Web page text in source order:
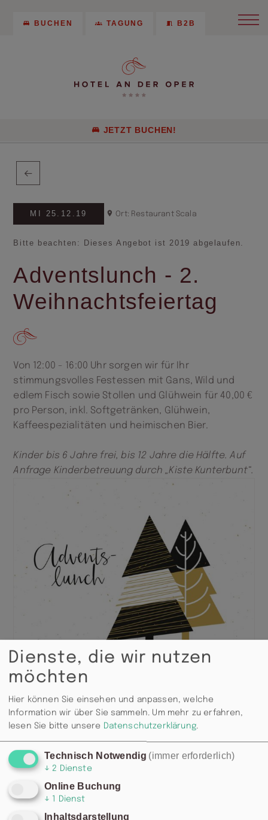
BUCHEN TAGUNG B2B
JETZT BUCHEN!
MI 25.12.19 Ort: Restaurant Scala
Bitte beachten: Dieses Angebot ist 2019 abgelaufen.
Adventslunch - 2.
Weihnachtsfeiertag
Von 12:00 - 16:00 Uhr sorgen wir für Ihr
stimmungsvolles Festessen mit Gans, Wild und
edlem Fisch sowie Stollen und Glühwein für 40,00 €
pro Person, inkl. Softgetränken, Glühwein,
Kaffeespezialitäten und heimischen Bier.
Kinder bis 6 Jahre frei, bis 12 Jahre die Hälfte. Auf
Anfrage Kinderbetreuung durch „Kiste Kunterbunt“.
Dienste, die wir nutzen
möchten
Hier können Sie einsehen und anpassen, welche
Information wir über Sie sammeln. Um mehr zu erfahren,
lesen Sie bitte unsere Datenschutzerklärung.
Technisch Notwendig (immer erforderlich)
↓ 2 Dienste
Online Buchung
↓ 1 Dienst
Inhaltsdarstellung